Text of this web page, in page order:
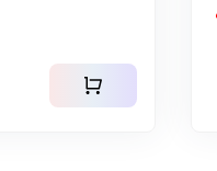
shopping_cart